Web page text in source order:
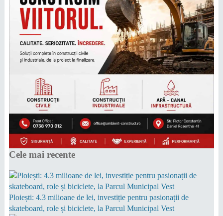
Cele mai recente
Ploiești: 4.3 milioane de lei, investiție pentru pasionații de
skateboard, role și biciclete, la Parcul Municipal Vest